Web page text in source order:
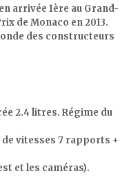
arrivée 1ère au Grand-
de Monaco en 2013.
des constructeurs
2.4 litres. Régime du
vitesses 7 rapports +
et les caméras).